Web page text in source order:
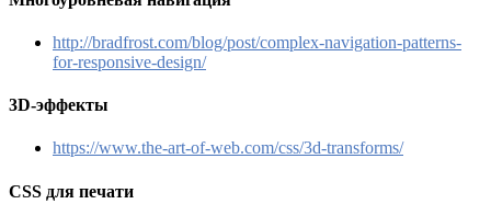
http://bradfrost.com/blog/post/complex-navigation-patterns-
for-responsive-design/
3D-эффекты
https://www.the-art-of-web.com/css/3d-transforms/
CSS для печати